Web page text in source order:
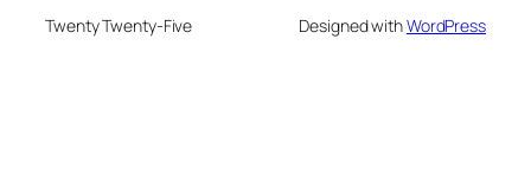
Twenty Twenty-Five Designed withWordPress